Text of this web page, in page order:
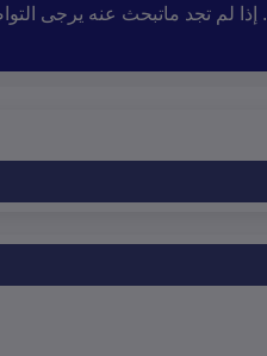
لم تجد ماتبحث عنه يرجى